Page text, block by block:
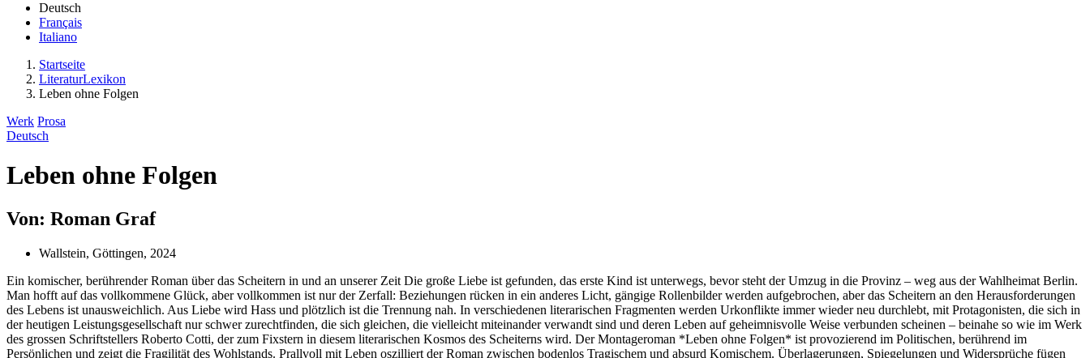
Deutsch
Français
Italiano
Startseite
LiteraturLexikon
Leben ohne Folgen
Werk Prosa
Deutsch
Leben ohne Folgen
Von: Roman Graf
Wallstein, Göttingen, 2024
Ein komischer, berührender Roman über das Scheitern in und an unserer Zeit Die große Liebe ist gefunden, das erste Kind ist unterwegs, bevor steht der Umzug in die Provinz – weg aus der Wahlheimat Berlin.
Man hofft auf das vollkommene Glück, aber vollkommen ist nur der Zerfall: Beziehungen rücken in ein anderes Licht, gängige Rollenbilder werden aufgebrochen, aber das Scheitern an den Herausforderungen
des Lebens ist unausweichlich. Aus Liebe wird Hass und plötzlich ist die Trennung nah. In verschiedenen literarischen Fragmenten werden Urkonflikte immer wieder neu durchlebt, mit Protagonisten, die sich in
der heutigen Leistungsgesellschaft nur schwer zurechtfinden, die sich gleichen, die vielleicht miteinander verwandt sind und deren Leben auf geheimnisvolle Weise verbunden scheinen – beinahe so wie im Werk
des grossen Schriftstellers Roberto Cotti, der zum Fixstern in diesem literarischen Kosmos des Scheiterns wird. Der Montageroman *Leben ohne Folgen* ist provozierend im Politischen, berührend im
Persönlichen und zeigt die Fragilität des Wohlstands. Prallvoll mit Leben oszilliert der Roman zwischen bodenlos Tragischem und absurd Komischem. Überlagerungen, Spiegelungen und Widersprüche fügen